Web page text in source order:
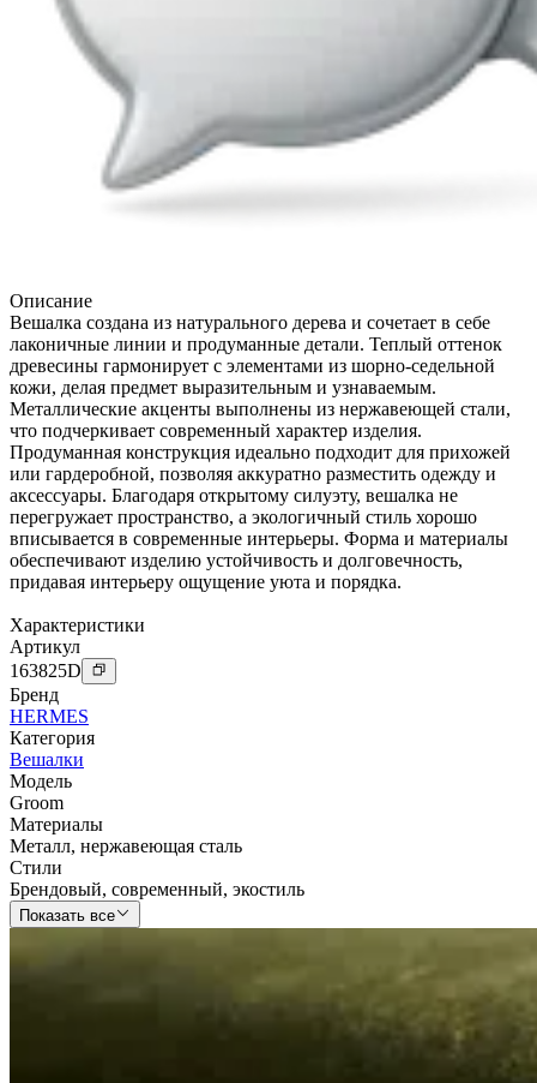
Описание
Вешалка создана из натурального дерева и сочетает в себе
лаконичные линии и продуманные детали. Теплый оттенок
древесины гармонирует с элементами из шорно-седельной
кожи, делая предмет выразительным и узнаваемым.
Металлические акценты выполнены из нержавеющей стали,
что подчеркивает современный характер изделия.
Продуманная конструкция идеально подходит для прихожей
или гардеробной, позволяя аккуратно разместить одежду и
аксессуары. Благодаря открытому силуэту, вешалка не
перегружает пространство, а экологичный стиль хорошо
вписывается в современные интерьеры. Форма и материалы
обеспечивают изделию устойчивость и долговечность,
придавая интерьеру ощущение уюта и порядка.
Характеристики
Артикул
163825D
Бренд
HERMES
Категория
Вешалки
Модель
Groom
Материалы
Металл, нержавеющая сталь
Стили
Брендовый, современный, экостиль
Показать все